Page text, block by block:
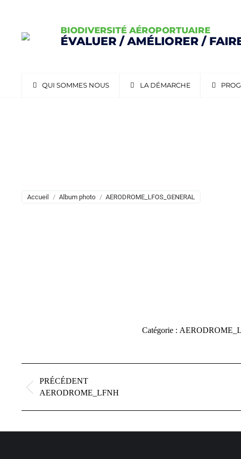
BIODIVERSITÉ AÉROPORTUAIRE
ÉVALUER / AMÉLIORER /
QUI SOMMES NOUS LA DÉMARCHE
Vous êtes ici :
Accueil Album photo AERODROME_LFOS_GENERAL
Catégorie :
album
PRÉCÉDENT
Album
:
AERODROME_LFNH